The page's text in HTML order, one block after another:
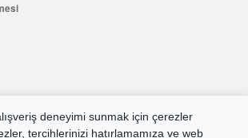
deneyimi sunmak için çerezler
tercihlerinizi hatırlamamıza ve web